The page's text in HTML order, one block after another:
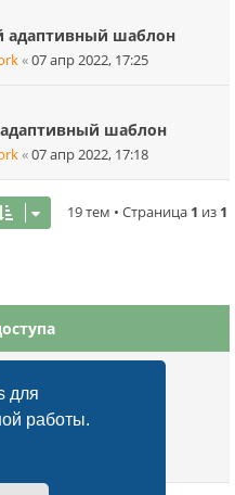
для
работы.
адаптивный шаблон
«07 апр 2022, 17:25
шаблон
«07 апр 2022, 17:18
19 тем • Страница 1 из 1
свои сообщения